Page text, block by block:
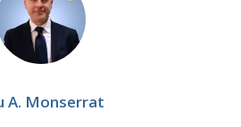
A. Monserrat